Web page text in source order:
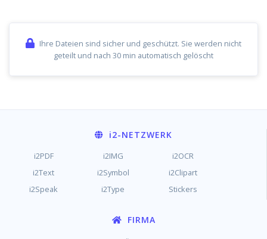
Ihre Dateien sind sicher und geschützt. Sie werden nicht
geteilt und nach 30 min automatisch gelöscht
i2-NETZWERK
i2PDF i2IMG
i2OCR
i2Text
i2Symbol
i2Clipart
i2Speak
i2Type Stickers
FIRMA